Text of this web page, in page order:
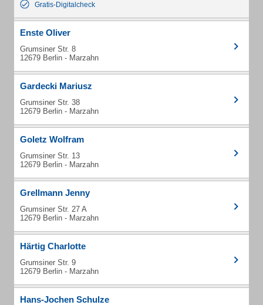
Gratis-Digitalcheck
Enste Oliver
Grumsiner Str. 8
12679 Berlin - Marzahn
Gardecki Mariusz
Grumsiner Str. 38
12679 Berlin - Marzahn
Goletz Wolfram
Grumsiner Str. 13
12679 Berlin - Marzahn
Grellmann Jenny
Grumsiner Str. 27 A
12679 Berlin - Marzahn
Härtig Charlotte
Grumsiner Str. 9
12679 Berlin - Marzahn
Hans-Jochen Schulze